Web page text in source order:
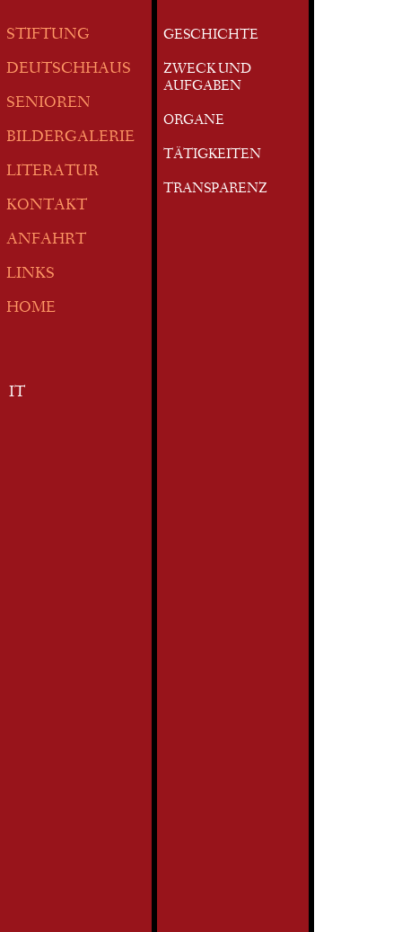
STIFTUNG
DEUTSCHHAUS
SENIOREN
BILDERGALERIE
LITERATUR
KONTAKT
ANFAHRT
LINKS
HOME
IT
GESCHICHTE
ZWECK UND
AUFGABEN
ORGANE
TÄTIGKEITEN
TRANSPARENZ